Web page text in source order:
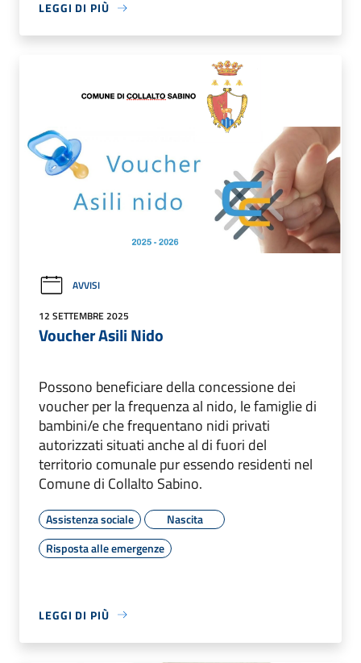
LEGGI DI PIÙ
AVVISI
12 SETTEMBRE 2025
Voucher Asili Nido
Possono beneficiare della concessione dei
voucher per la frequenza al nido, le famiglie di
bambini/e che frequentano nidi privati
autorizzati situati anche al di fuori del
territorio comunale pur essendo residenti nel
Comune di Collalto Sabino.
Assistenza sociale
Nascita
Risposta alle emergenze
LEGGI DI PIÙ